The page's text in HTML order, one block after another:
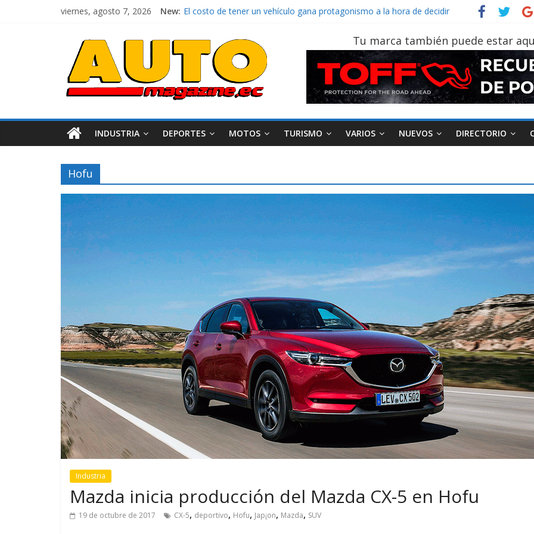
viernes, agosto 7, 2026 New: El costo de tener un vehículo gana protagonismo a la hora de decidir
¿Qué puede pasar con tu vehículo si permanece varios días sin usar?
La Vuelta al Ecuador 2026, edición 47ª, recorre 7 provincias en 8 días
La FEDAK recibe 12 Sinotruk Bolden para cubrir las rutas de La Vuelta
Tu marca también puede estar
INDUSTRIA DEPORTES MOTOS TURISMO VARIOS NUEVOS DIRECTORIO
Hofu
Industria
Mazda inicia producción del Mazda CX-5 en Hofu
19 de octubre de 2017 CX-5, deportivo, Hofu, Jap¡on, Mazda, SUV
Turismo Varios
¿Qué puede pasar con tu
vehículo si permanece
varios días sin usar?
AEADE Industria Motociclismo
Motos
Movilidad
Campaña busca cambiar
destino de los motociclistas
en la región
Industria Movilidad
Transporte
Varios
Choferes profesionales
mantienen a Ecuador en
movimiento